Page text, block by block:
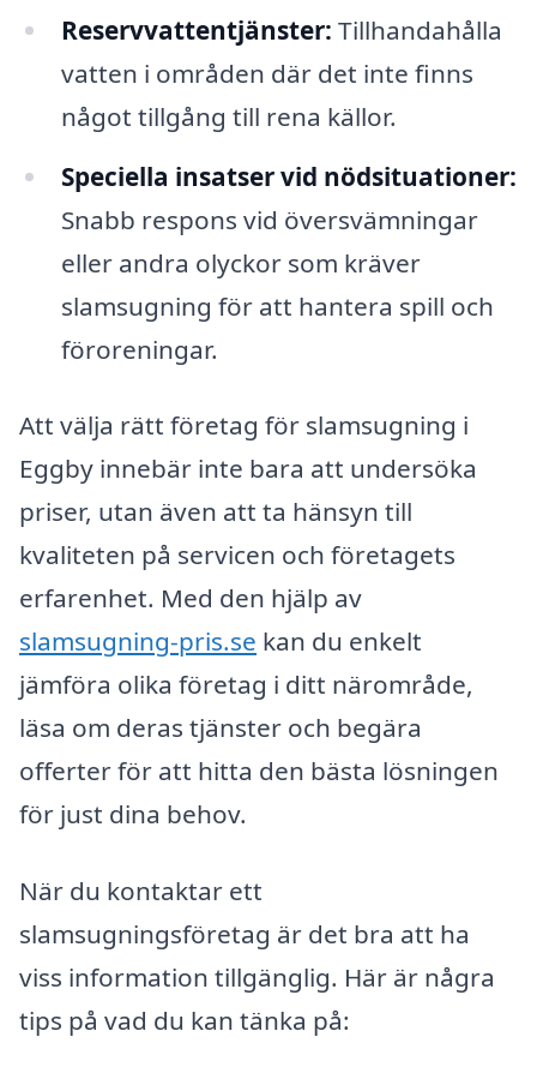
Reservvattentjänster: Tillhandahålla
vatten i områden där det inte finns
något tillgång till rena källor.
Speciella insatser vid nödsituationer:
Snabb respons vid översvämningar
eller andra olyckor som kräver
slamsugning för att hantera spill och
föroreningar.
Att välja rätt företag för slamsugning i
Eggby innebär inte bara att undersöka
priser, utan även att ta hänsyn till
kvaliteten på servicen och företagets
erfarenhet. Med den hjälp av
slamsugning-pris.se kan du enkelt
jämföra olika företag i ditt närområde,
läsa om deras tjänster och begära
offerter för att hitta den bästa lösningen
för just dina behov.
När du kontaktar ett
slamsugningsföretag är det bra att ha
viss information tillgänglig. Här är några
tips på vad du kan tänka på: